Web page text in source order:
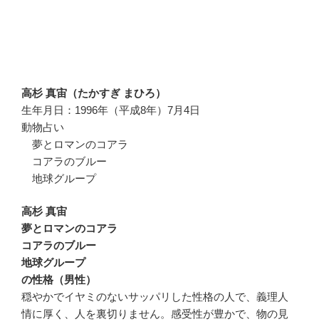
高杉 真宙（たかすぎ まひろ）
生年月日：1996年（平成8年）7月4日
動物占い
夢とロマンのコアラ
コアラのブルー
地球グループ
高杉 真宙
夢とロマンのコアラ
コアラのブルー
地球グループ
の性格（男性）
穏やかでイヤミのないサッパリした性格の人で、義理人
情に厚く、人を裏切りません。感受性が豊かで、物の見